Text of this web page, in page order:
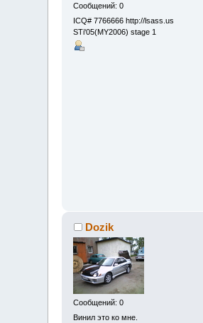
Сообщений: 0
ICQ# 7766666 http://lsass.us
STi'05(MY2006) stage 1
Dozik
Сообщений: 0
Винил это ко мне.